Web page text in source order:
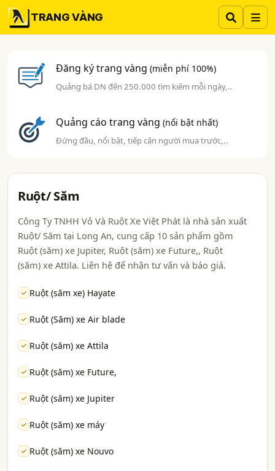
TRANG VÀNG
Đăng ký trang vàng(miễn phí 100%)
Quảng bá DN đến 250.000 tìm kiếm mỗi ngày,..
Quảng cáo trang vàng(nổi bật nhất)
Đứng đầu, nổi bật, tiếp cận người mua trước,..
Ruột/ Săm
Công Ty TNHH Vỏ Và Ruột Xe Việt Phát là nhà sản xuất
Ruột/ Săm tại Long An, cung cấp 10 sản phẩm gồm
Ruột (săm) xe Jupiter, Ruột (săm) xe Future,, Ruột
(săm) xe Attila. Liên hệ để nhận tư vấn và báo giá.
Ruột (săm xe) Hayate
Ruột (Săm) xe Air blade
Ruột (săm) xe Attila
Ruột (săm) xe Future,
Ruột (săm) xe Jupiter
Ruột (săm) xe máy
Ruột (săm) xe Nouvo